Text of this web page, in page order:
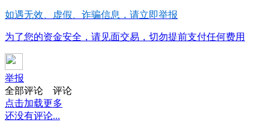
如遇无效、虚假、诈骗信息，请立即举报
为了您的资金安全，请见面交易，切勿提前支付任何费用
举报
全部评论
评论
点击加载更多
还没有评论...